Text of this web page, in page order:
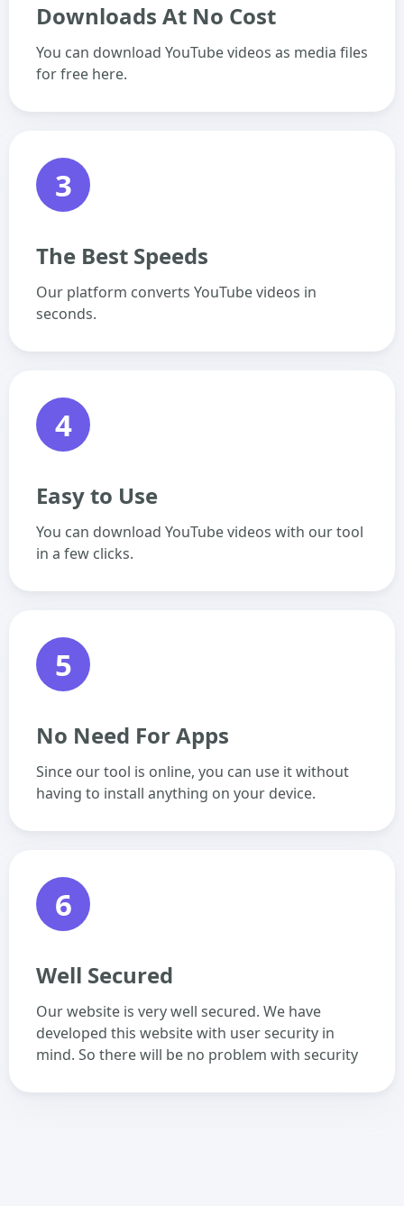
Downloads At No Cost
You can download YouTube videos as media files
for free here.
3
The Best Speeds
Our platform converts YouTube videos in
seconds.
4
Easy to Use
You can download YouTube videos with our tool
in a few clicks.
5
No Need For Apps
Since our tool is online, you can use it without
having to install anything on your device.
6
Well Secured
Our website is very well secured. We have
developed this website with user security in
mind. So there will be no problem with security